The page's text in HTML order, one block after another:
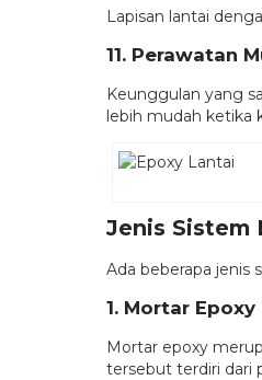
Lapisan lantai
11. Perawatan
Keunggulan yang
lebih mudah ketika
Jenis Sistem
Ada beberapa jenis
1. Mortar Epoxy
Mortar epoxy
tersebut terdiri dari